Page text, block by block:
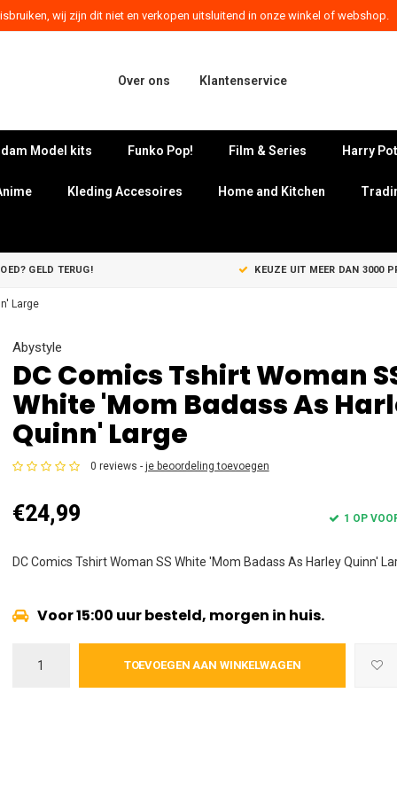
wij zijn dit niet en verkopen uitsluitend in onze winkel of webshop.
Over ons Klantenservice
Model kits Funko Pop! Film & Series Harry
Kleding Accesoires Home and Kitchen
GELD TERUG! KEUZE UIT MEER DAN 3000
Large
Abystyle
DC Comics Tshirt Woman
White 'Mom Badass As
Quinn' Large
0 reviews - je beoordeling toevoegen
€24,99 1 OP
DC Comics Tshirt Woman SS White 'Mom Badass As Harley Quinn'
Voor 15:00 uur besteld, morgen in huis.
TOEVOEGEN AAN WINKELWAGEN